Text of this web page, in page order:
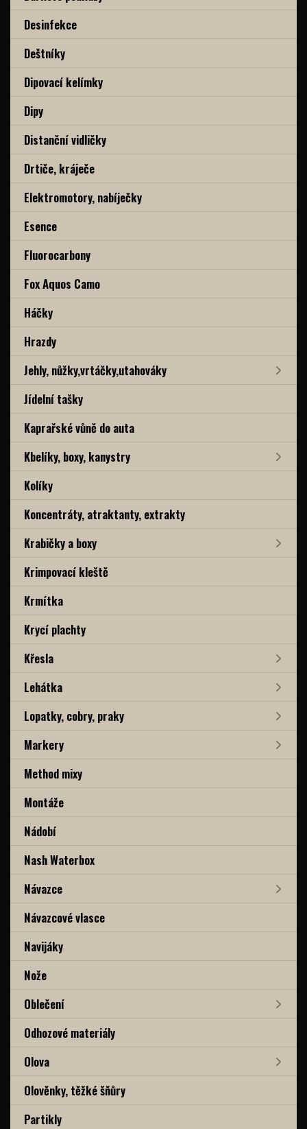
Desinfekce
Deštníky
Dipovací kelímky
Dipy
Distanční vidličky
Drtiče, kráječe
Elektromotory, nabíječky
Esence
Fluorocarbony
Fox Aquos Camo
Háčky
Hrazdy
Jehly, nůžky,vrtáčky,utahováky
Jídelní tašky
Kaprařské vůně do auta
Kbelíky, boxy, kanystry
Kolíky
Koncentráty, atraktanty, extrakty
Krabičky a boxy
Krimpovací kleště
Krmítka
Krycí plachty
Křesla
Lehátka
Lopatky, cobry, praky
Markery
Method mixy
Montáže
Nádobí
Nash Waterbox
Návazce
Návazcové vlasce
Navijáky
Nože
Oblečení
Odhozové materiály
Olova
Olověnky, těžké šňůry
Partikly